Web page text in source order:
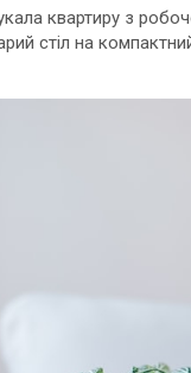
квартиру з
стіл на